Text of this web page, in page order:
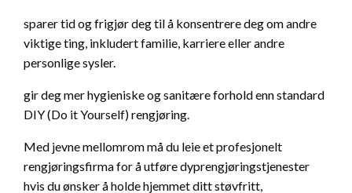
sparer tid og frigjør deg til å konsentrere deg om andre
viktige ting, inkludert familie, karriere eller andre
personlige sysler.
gir deg mer hygieniske og sanitære forhold enn standard
DIY (Do it Yourself) rengjøring.
Med jevne mellomrom må du leie et profesjonelt
rengjøringsfirma for å utføre dyprengjøringstjenester
hvis du ønsker å holde hjemmet ditt støvfritt,